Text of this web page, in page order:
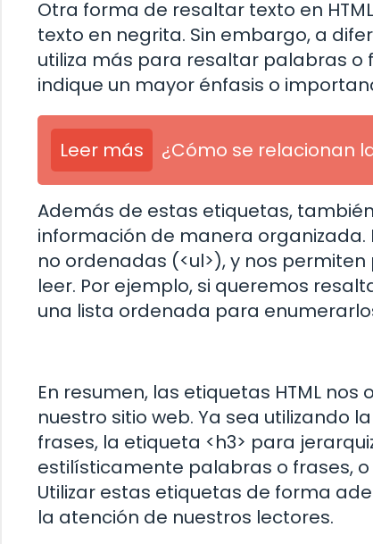
Otra forma de resaltar texto en
texto en negrita. Sin embargo, a
utiliza más para resaltar palabras o
indique un mayor énfasis o
Leer más ¿Cómo se relacionan
Además de estas etiquetas,
información de manera
no ordenadas (<ul>), y nos
leer. Por ejemplo, si queremos
una lista ordenada para
En resumen, las etiquetas HTML
nuestro sitio web. Ya sea utilizando
frases, la etiqueta <h3> para
estilísticamente palabras o frases,
Utilizar estas etiquetas de forma
la atención de nuestros lectores.